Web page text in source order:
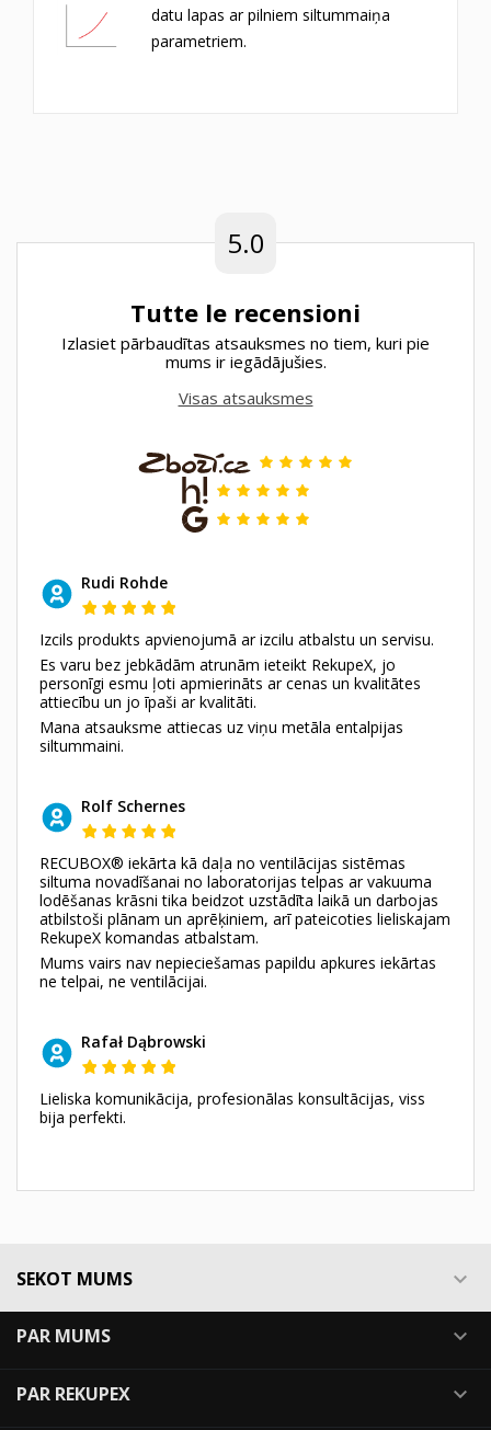
datu lapas ar pilniem siltummaiņa
parametriem.
5.0
Tutte le recensioni
Izlasiet pārbaudītas atsauksmes no tiem, kuri pie
mums ir iegādājušies.
Visas atsauksmes
Rudi Rohde
Izcils produkts apvienojumā ar izcilu atbalstu un servisu.
Es varu bez jebkādām atrunām ieteikt RekupeX, jo
personīgi esmu ļoti apmierināts ar cenas un kvalitātes
attiecību un jo īpaši ar kvalitāti.
Mana atsauksme attiecas uz viņu metāla entalpijas
siltummaini.
Rolf Schernes
RECUBOX® iekārta kā daļa no ventilācijas sistēmas
siltuma novadīšanai no laboratorijas telpas ar vakuuma
lodēšanas krāsni tika beidzot uzstādīta laikā un darbojas
atbilstoši plānam un aprēķiniem, arī pateicoties lieliskajam
RekupeX komandas atbalstam.
Mums vairs nav nepieciešamas papildu apkures iekārtas
ne telpai, ne ventilācijai.
Rafał Dąbrowski
Lieliska komunikācija, profesionālas konsultācijas, viss
bija perfekti.
SEKOT MUMS 
PAR MUMS 
PAR REKUPEX 